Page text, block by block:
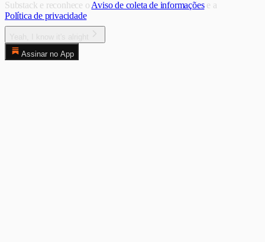
Substack e reconhece o Aviso de coleta de informaçõese a
Política de privacidade
Assinar no App